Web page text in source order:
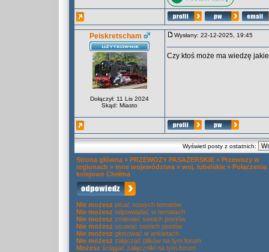
Peiskretscham
Dołączył: 11 Lis 2024
Skąd: Miasto
Wysłany: 22-12-2025, 19:45
Czy ktoś może ma wiedzę
Wyświetl posty z ostatnich:
Strona główna » PRZEWOZY PASAŻERSKIE » Przewozy w
regionach » inne województwa » woj. lubelskie » Połączenia
kolejowe Chełma
Nie możesz pisać nowych tematów
Nie możesz odpowiadać w tematach
Nie możesz zmieniać swoich postów
Nie możesz usuwać swoich postów
Nie możesz głosować w ankietach
Nie możesz załączać plików na tym forum
Możesz ściągać załączniki na tym forum